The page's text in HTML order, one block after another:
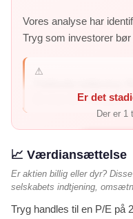
Vores analyse har
Tryg som investorer
⚠️
Faldende indtjening:
år-over-år –Er det
Der er 1
📈 Værdiansættelse
Er aktien billig eller dyr?
selskabets indtjening,
Tryg handles til en P/E på